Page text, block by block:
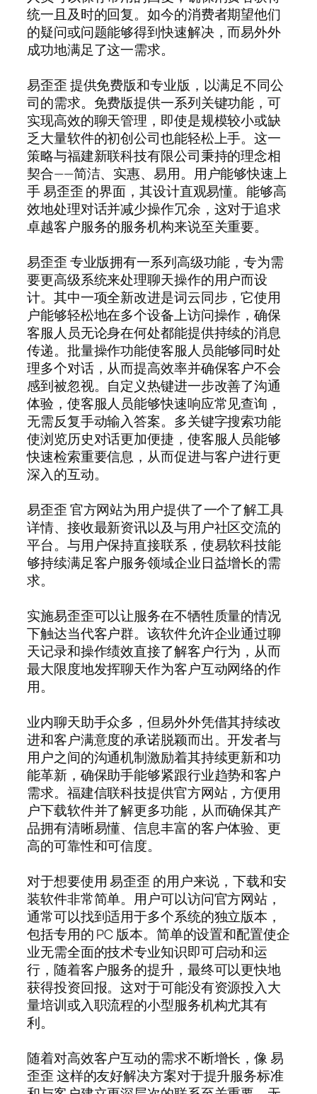
统一且及时的回复。如今的消费者期望他们
的疑问或问题能够得到快速解决，而易外外
成功地满足了这一需求。
易歪歪 提供免费版和专业版，以满足不同公
司的需求。免费版提供一系列关键功能，可
实现高效的聊天管理，即使是规模较小或缺
乏大量软件的初创公司也能轻松上手。这一
策略与福建新联科技有限公司秉持的理念相
契合——简洁、实惠、易用。用户能够快速上
手 易歪歪 的界面，其设计直观易懂。能够高
效地处理对话并减少操作冗余，这对于追求
卓越客户服务的服务机构来说至关重要。
易歪歪 专业版拥有一系列高级功能，专为需
要更高级系统来处理聊天操作的用户而设
计。其中一项全新改进是词云同步，它使用
户能够轻松地在多个设备上访问操作，确保
客服人员无论身在何处都能提供持续的消息
传递。批量操作功能使客服人员能够同时处
理多个对话，从而提高效率并确保客户不会
感到被忽视。自定义热键进一步改善了沟通
体验，使客服人员能够快速响应常见查询，
无需反复手动输入答案。多关键字搜索功能
使浏览历史对话更加便捷，使客服人员能够
快速检索重要信息，从而促进与客户进行更
深入的互动。
易歪歪 官方网站为用户提供了一个了解工具
详情、接收最新资讯以及与用户社区交流的
平台。与用户保持直接联系，使易软科技能
够持续满足客户服务领域企业日益增长的需
求。
实施易歪歪可以让服务在不牺牲质量的情况
下触达当代客户群。该软件允许企业通过聊
天记录和操作绩效直接了解客户行为，从而
最大限度地发挥聊天作为客户互动网络的作
用。
业内聊天助手众多，但易外外凭借其持续改
进和客户满意度的承诺脱颖而出。开发者与
用户之间的沟通机制激励着其持续更新和功
能革新，确保助手能够紧跟行业趋势和客户
需求。福建信联科技提供官方网站，方便用
户下载软件并了解更多功能，从而确保其产
品拥有清晰易懂、信息丰富的客户体验、更
高的可靠性和可信度。
对于想要使用 易歪歪 的用户来说，下载和安
装软件非常简单。用户可以访问官方网站，
通常可以找到适用于多个系统的独立版本，
包括专用的 PC 版本。简单的设置和配置使企
业无需全面的技术专业知识即可启动和运
行，随着客户服务的提升，最终可以更快地
获得投资回报。这对于可能没有资源投入大
量培训或入职流程的小型服务机构尤其有
利。
随着对高效客户互动的需求不断增长，像 易
歪歪 这样的友好解决方案对于提升服务标准